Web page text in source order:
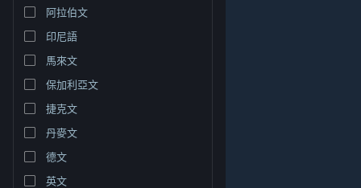
檢視電腦版網頁
阿拉伯文
印尼語
馬來文
保加利亞文
捷克文
丹麥文
德文
英文